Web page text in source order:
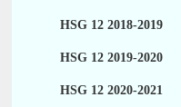
HSG 12 2018-2019
HSG 12 2019-2020
HSG 12 2020-2021